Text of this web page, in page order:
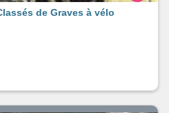
de Graves à vélo